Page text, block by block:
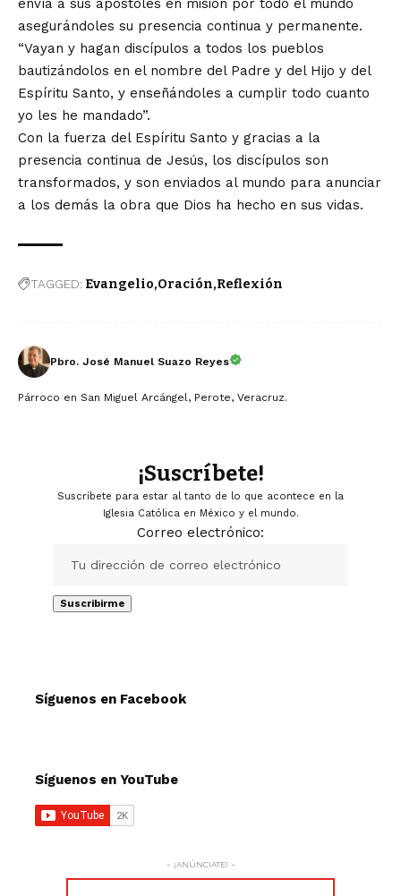
envía a sus apóstoles en misión por todo el mundo
asegurándoles su presencia continua y permanente.
“Vayan y hagan discípulos a todos los pueblos
bautizándolos en el nombre del Padre y del Hijo y del
Espíritu Santo, y enseñándoles a cumplir todo cuanto
yo les he mandado”.
Con la fuerza del Espíritu Santo y gracias a la
presencia continua de Jesús, los discípulos son
transformados, y son enviados al mundo para anunciar
a los demás la obra que Dios ha hecho en sus vidas.
TAGGED: Evangelio Oración Reflexión
Pbro. José Manuel Suazo Reyes
Párroco en San Miguel Arcángel, Perote, Veracruz.
¡Suscríbete!
Suscríbete para estar al tanto de lo que acontece en la
Iglesia Católica en México y el mundo.
Correo electrónico:
Síguenos en Facebook
Síguenos en YouTube
- ¡ANÚNCIATE! -